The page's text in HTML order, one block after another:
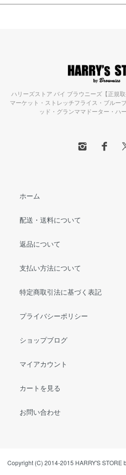
ハリーズストア バイ ブラウニーズ【正規
マーケット・ストレッチフライス・ブルー
ッド・グランママドーター・ハ
ホーム
配送・送料について
返品について
支払い方法について
特定商取引法に基づく表記
プライバシーポリシー
ショップブログ
マイアカウント
カートを見る
お問い合わせ
Copyright (C) 2014-2015 HARRY'S STORE